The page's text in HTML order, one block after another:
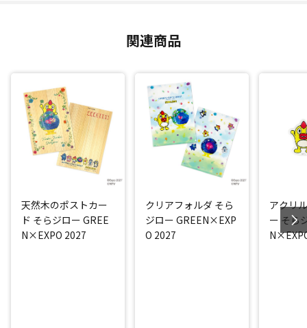
関連商品
天然木のポストカー
ド そらジロー GREE
N×EXPO 2027
クリアフォルダ そら
ジロー GREEN×EXP
O 2027
アクリ
ー そら